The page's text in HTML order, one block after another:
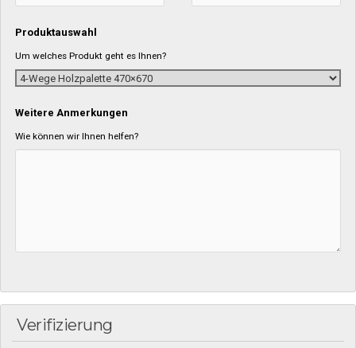
Produktauswahl
Um welches Produkt geht es Ihnen?
Weitere Anmerkungen
Wie können wir Ihnen helfen?
Verifizierung